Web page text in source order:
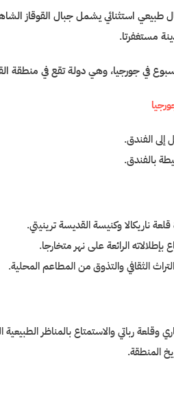
طبيعي استثنائي يشمل جبال القوقاز
مستغفرتا.
في جورجيا، وهي دولة تقع في منطقة
إلى الفندق.
بالفندق.
ناريكالا وكنيسة القديسة ترينيتي.
الرائعة على نهر متخارجا.
الثقافي والتذوق من المطاعم المحلية.
وقلعة رباتي والاستمتاع بالمناظر الطبيعية
المنطقة.